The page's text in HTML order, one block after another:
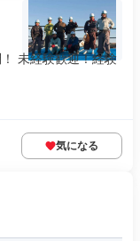
未経験歓迎！経験
気になる